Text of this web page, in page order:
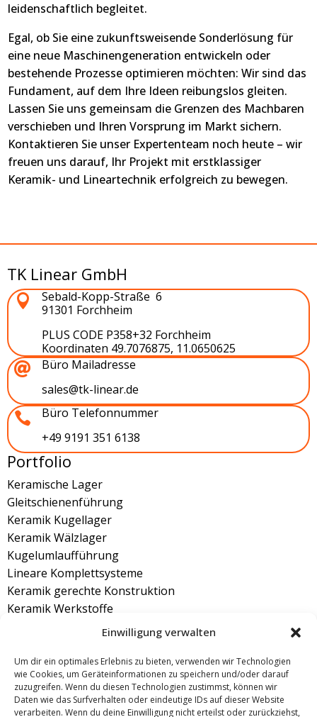
Einwilligung verwalten
Um dir ein optimales Erlebnis zu bieten, verwenden wir Technologien
wie Cookies, um Geräteinformationen zu speichern und/oder darauf
zuzugreifen. Wenn du diesen Technologien zustimmst, können wir
Daten wie das Surfverhalten oder eindeutige IDs auf dieser Website
verarbeiten. Wenn du deine Einwilligung nicht erteilst oder zurückziehst,
leidenschaftlich begleitet.
Egal, ob Sie eine zukunftsweisende Sonderlösung für
eine neue Maschinengeneration entwickeln oder
bestehende Prozesse optimieren möchten: Wir sind das
Fundament, auf dem Ihre Ideen reibungslos gleiten.
Lassen Sie uns gemeinsam die Grenzen des Machbaren
verschieben und Ihren Vorsprung im Markt sichern.
Kontaktieren Sie unser Expertenteam noch heute – wir
freuen uns darauf, Ihr Projekt mit erstklassiger
Keramik- und Lineartechnik erfolgreich zu bewegen.
TK Linear GmbH

Sebald-Kopp-Straße 6
91301 Forchheim
PLUS CODE P358+32 Forchheim
Koordinaten 49.7076875, 11.0650625

Büro Mailadresse
sales@tk-linear.de

Büro Telefonnummer
+49 9191 351 6138
Portfolio
Keramische Lager
Gleitschienenführung
Keramik Kugellager
Keramik Wälzlager
Kugelumlaufführung
Lineare Komplettsysteme
Keramik gerechte Konstruktion
Keramik Werkstoffe
Linearführung aus Keramik
Montag: 8.00 bis 17.00 Uhr
Dienstag: 8.00 bis 17.00 Uhr
Mittwoch: 8.00 bis 17.00 Uhr